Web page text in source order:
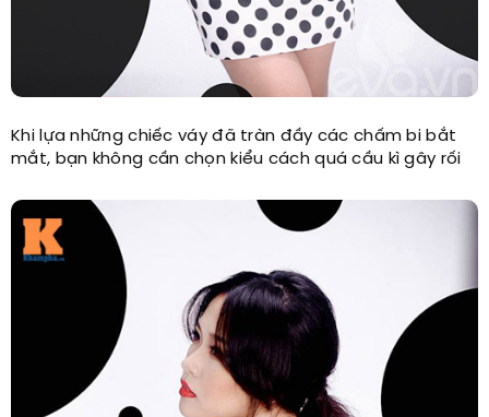
Khi lựa những chiếc váy đã tràn đầy các chấm bi bắt
mắt, bạn không cần chọn kiểu cách quá cầu kì gây rối